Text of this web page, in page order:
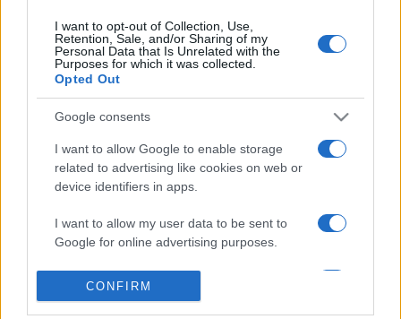
I want to opt-out of Collection, Use,
Retention, Sale, and/or Sharing of my
Personal Data that Is Unrelated with the
Purposes for which it was collected.
Opted Out
Google consents
I want to allow Google to enable storage
related to advertising like cookies on web or
device identifiers in apps.
I want to allow my user data to be sent to
Google for online advertising purposes.
I want to allow Google to send me
CONFIRM
EURÓPAI BIZOTTSÁG
MESTERSÉGES INTELLIGENCIA MI TÁRGYALÁS ZENEIPAR